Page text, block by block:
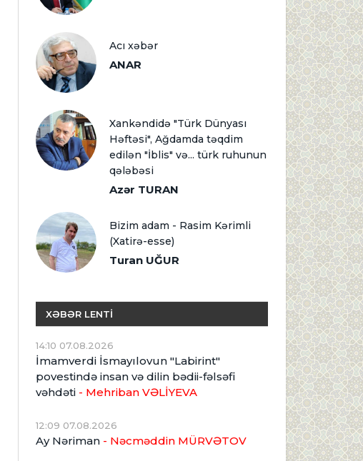
Acı xəbər
ANAR
Xankəndidə "Türk Dünyası
Həftəsi", Ağdamda təqdim
edilən "İblis" və... türk ruhunun
qələbəsi
Azər TURAN
Bizim adam - Rasim Kərimli
(Xatirə-esse)
Turan UĞUR
XƏBƏR LENTİ
14:10 07.08.2026
İmamverdi İsmayılovun "Labirint"
povestində insan və dilin bədii-fəlsəfi
vəhdəti - Mehriban VƏLİYEVA
12:09 07.08.2026
Ay Nəriman - Nəcməddin MÜRVƏTOV